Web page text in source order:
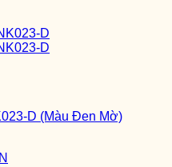
D (Màu Đen Mờ)